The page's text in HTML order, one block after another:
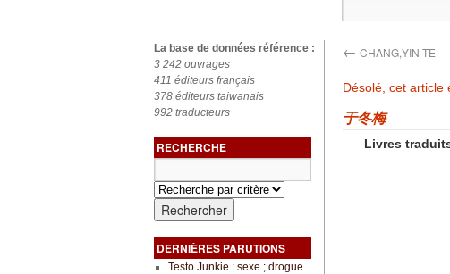
La base de données référence :
3 242 ouvrages
411 éditeurs français
378 éditeurs taiwanais
992 traducteurs
RECHERCHE
DERNIÈRES PARUTIONS
Testo Junkie : sexe ; drogue
← CHANG,YIN-TE
Désolé, cet article
于冬梅
Livres